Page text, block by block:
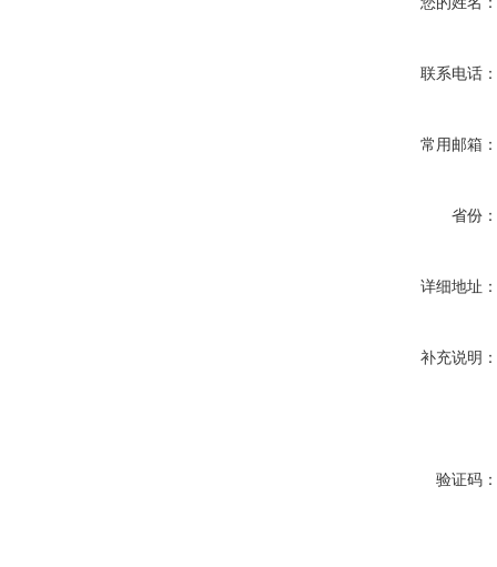
联系电话：
常用邮箱：
省份：
详细地址：
补充说明：
验证码：